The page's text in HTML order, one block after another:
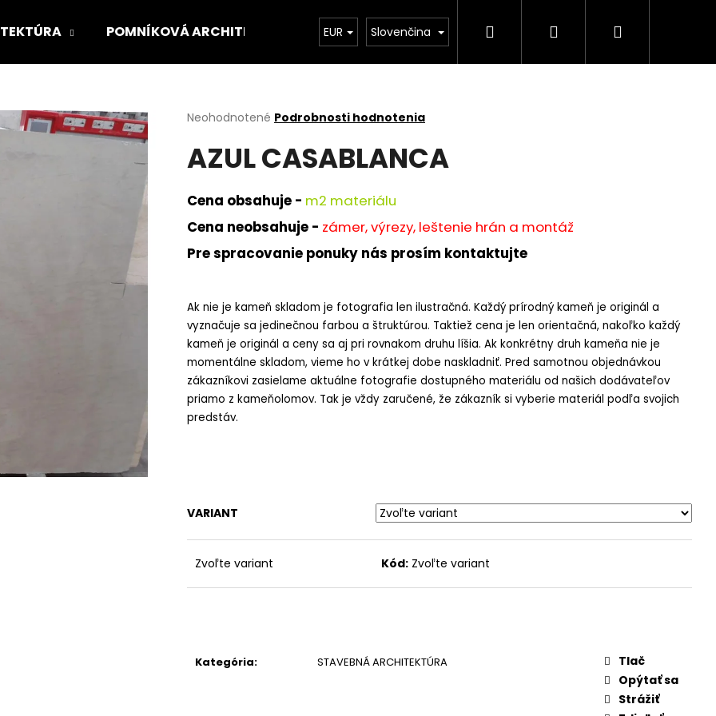
POMNÍKOVÁ ARCHITEKTÚRA O NÁS Kamenárstvo STONESTORE – Cenník
EUR Slovenčina Hľadať PrihlásenieNákupný
Priemerné
produktu
je
z
5
hviezdičiek.
Neohodnotené Podrobnosti hodnotenia
AZUL CASABLANCA
Cena obsahuje - m2 materiálu
Cena neobsahuje - zámer, výrezy, leštenie hrán a montáž
Pre spracovanie ponuky nás prosím kontaktujte
Ak nie je kameň skladom je fotografia len ilustračná. Každý prírodný kameň je originál a
vyznačuje sa jedinečnou farbou a štruktúrou. Taktiež cena je len orientačná, nakoľko každý
kameň je originál a ceny sa aj pri rovnakom druhu líšia. Ak konkrétny druh kameňa nie je
momentálne skladom, vieme ho v krátkej dobe naskladniť. Pred samotnou objednávkou
zákazníkovi zasielame aktuálne fotografie dostupného materiálu od našich dodávateľov
priamo z kameňolomov. Tak je vždy zaručené, že zákazník si vyberie materiál podľa svojich
predstáv.
VARIANT
Zvoľte variant Kód: Zvoľte variant
Kategória: STAVEBNÁ ARCHITEKTÚRA
Tlač
Opýtať sa
Strážiť
HĽADAŤ